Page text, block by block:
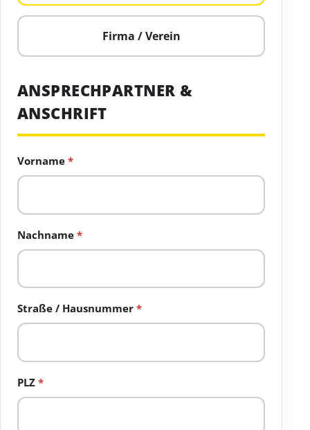
Firma / Verein
ANSPRECHPARTNER &
ANSCHRIFT
Vorname *
Nachname *
Straße / Hausnummer *
PLZ *